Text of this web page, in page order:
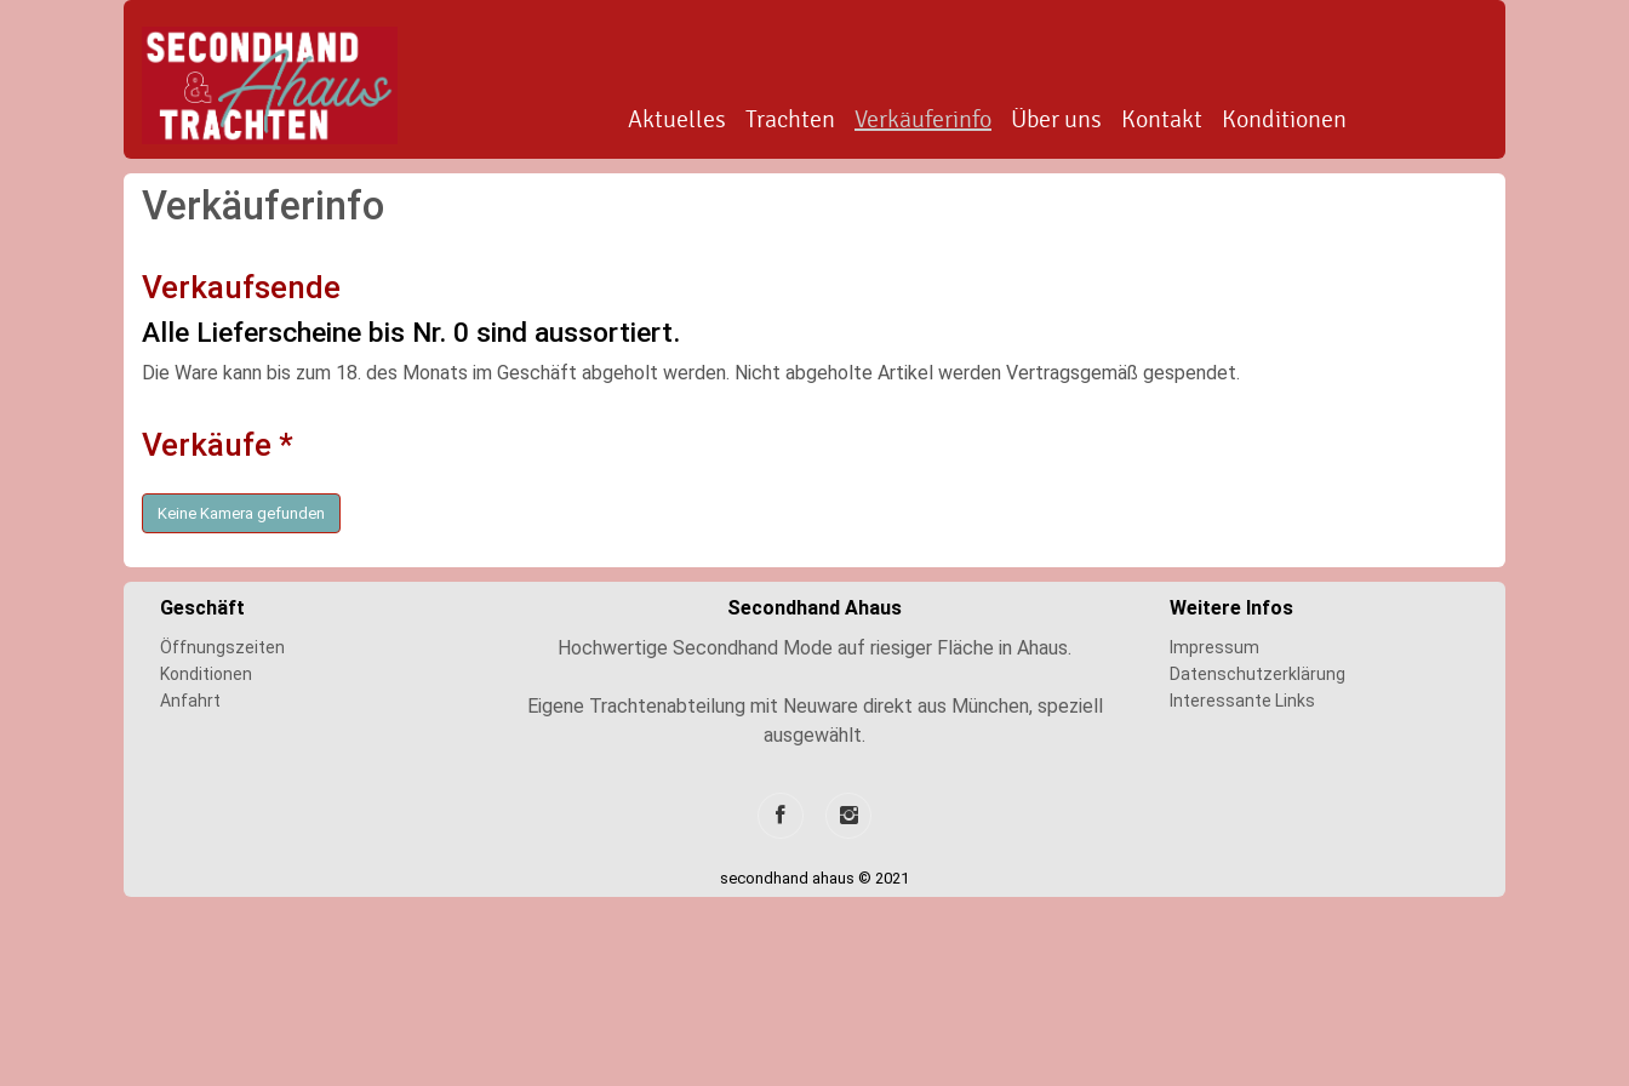
Aktuelles Trachten Verkäuferinfo Über uns Kontakt Konditionen
Verkäuferinfo
Verkaufsende
Alle Lieferscheine bis Nr. 0 sind aussortiert.
Die Ware kann bis zum 18. des Monats im Geschäft abgeholt werden. Nicht abgeholte Artikel werden Vertragsgemäß gespendet.
Verkäufe *
Keine Kamera gefunden
Geschäft
Öffnungszeiten
Konditionen
Anfahrt
Secondhand Ahaus
Hochwertige Secondhand Mode auf riesiger Fläche in Ahaus.
Eigene Trachtenabteilung mit Neuware direkt aus München, speziell
ausgewählt.
Weitere Infos
Impressum
Datenschutzerklärung
Interessante Links
secondhand ahaus © 2021